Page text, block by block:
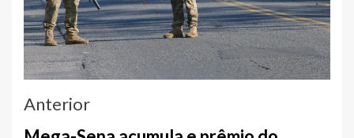
Navegação
Anterior